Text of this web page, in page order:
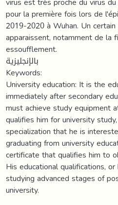
pour la première fois lors de
2019-2020 à Wuhan. Un
apparaissent, notamment de la
essoufflement.
بالإنجليزية
Keywords:
University education: It is the
immediately after secondary
must achieve study equipment
qualifies him for university
specialization that he is
graduating from university
certificate that qualifies him to
His educational qualifications,
studying advanced stages of
university.